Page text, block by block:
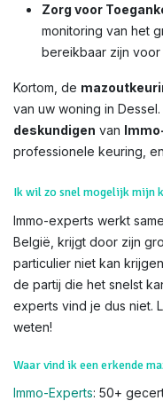
Zorg voor
monitoring van het
bereikbaar zijn
Kortom, de
van uw woning in
deskundigen van
professionele keuring,
Ik wil zo snel mogelijk mijn
Immo-experts werkt
België, krijgt door zijn
particulier niet kan
de partij die het snelst
experts vind je dus niet.
weten!
Waar vind ik een erkende
Immo-Experts: 50+